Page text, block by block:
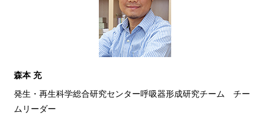
森本 充
発生・再生科学総合研究センター呼吸器形成研究チーム チー
ムリーダー